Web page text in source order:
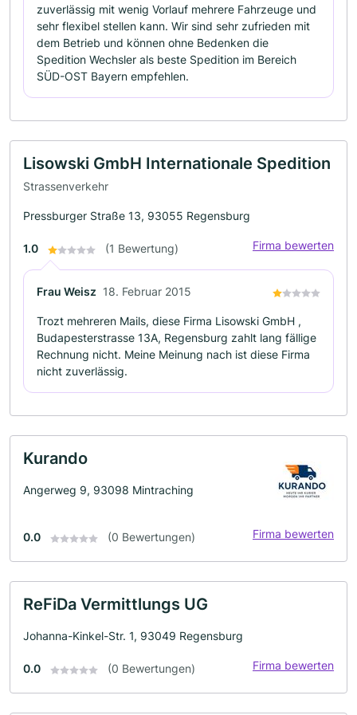
zuverlässig mit wenig Vorlauf mehrere Fahrzeuge und
sehr flexibel stellen kann. Wir sind sehr zufrieden mit
dem Betrieb und können ohne Bedenken die
Spedition Wechsler als beste Spedition im Bereich
SÜD-OST Bayern empfehlen.
Lisowski GmbH Internationale Spedition
Strassenverkehr
Pressburger Straße 13, 93055 Regensburg
1.0 (1 Bewertung) Firma bewerten
Frau Weisz 18. Februar 2015
Trozt mehreren Mails, diese Firma Lisowski GmbH ,
Budapesterstrasse 13A, Regensburg zahlt lang fällige
Rechnung nicht. Meine Meinung nach ist diese Firma
nicht zuverlässig.
Kurando
Angerweg 9, 93098 Mintraching
0.0 (0 Bewertungen) Firma bewerten
ReFiDa Vermittlungs UG
Johanna-Kinkel-Str. 1, 93049 Regensburg
0.0 (0 Bewertungen) Firma bewerten